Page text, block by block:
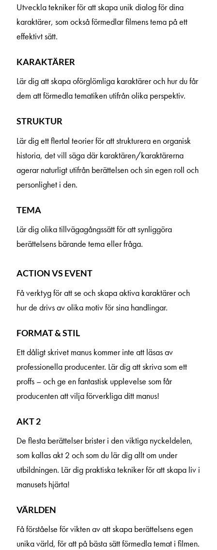
Utveckla tekniker för att skapa unik dialog för dina
karaktärer, som också förmedlar filmens tema på ett
effektivt sätt.
KARAKTÄRER
Lär dig att skapa oförglömliga karaktärer och hur du får
dem att förmedla tematiken utifrån olika perspektiv.
STRUKTUR
Lär dig ett flertal teorier för att strukturera en organisk
historia, det vill säga där karaktären/karaktärerna
agerar naturligt utifrån berättelsen och sin egen roll och
personlighet i den.
TEMA
Lär dig olika tillvägagångssätt för att synliggöra
berättelsens bärande tema eller fråga.
ACTION VS EVENT
Få verktyg för att se och skapa aktiva karaktärer och
hur de drivs av olika motiv för sina handlingar.
FORMAT & STIL
Ett dåligt skrivet manus kommer inte att läsas av
professionella producenter. Lär dig att skriva som ett
proffs – och ge en fantastisk upplevelse som får
producenten att vilja förverkliga ditt manus!
AKT 2
De flesta berättelser brister i den viktiga nyckeldelen,
som kallas akt 2 och som du lär dig allt om under
utbildningen. Lär dig praktiska tekniker för att skapa liv i
manusets hjärta!
VÄRLDEN
Få förståelse för vikten av att skapa berättelsens egen
unika värld, för att på bästa sätt förmedla temat i filmen.